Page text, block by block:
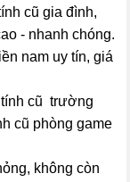
cũ gia đình,
- nhanh chóng.
nam uy tín, giá
tính cũ trường
cũ phòng game
không còn